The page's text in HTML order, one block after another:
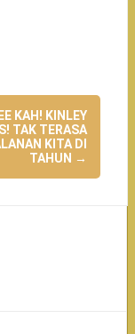
KAH! KINLEY
TAK TERASA
KITA DI
TAHUN →